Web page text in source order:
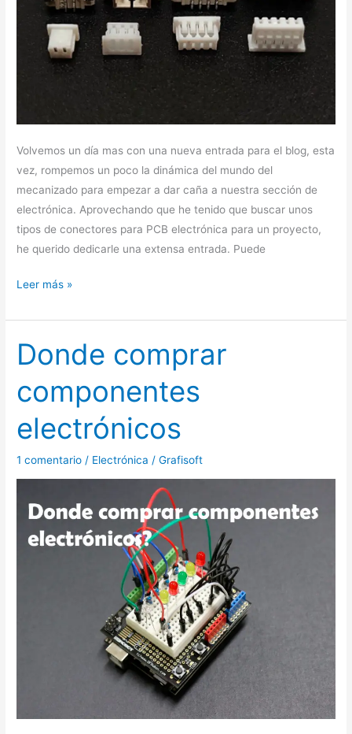
Volvemos un día mas con una nueva entrada para el blog, esta
vez, rompemos un poco la dinámica del mundo del
mecanizado para empezar a dar caña a nuestra sección de
electrónica. Aprovechando que he tenido que buscar unos
tipos de conectores para PCB electrónica para un proyecto,
he querido dedicarle una extensa entrada. Puede
Leer más »
Donde comprar
componentes
electrónicos
1 comentario / Electrónica /Grafisoft
Donde
comprar
componentes
electrónicos